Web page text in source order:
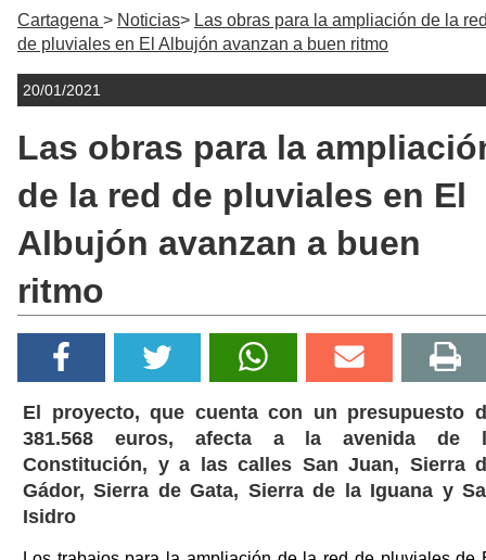
Cartagena Noticias
Las obras para la ampliación de la
de pluviales en El Albujón avanzan a buen ritmo
20/01/2021
Las obras para la
de la red de pluviales en El
Albujón avanzan a buen
ritmo
El proyecto, que cuenta con un presupuesto
381.568 euros, afecta a la avenida de
Constitución, y a las calles San Juan, Sierra
Gádor, Sierra de Gata, Sierra de la Iguana y
Isidro